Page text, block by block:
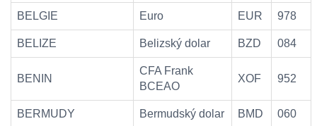
BELGIE Euro EUR 978
BELIZE Belizský dolar BZD 084
BENIN
CFA Frank
BCEAO
XOF 952
BERMUDY Bermudský dolar BMD 060